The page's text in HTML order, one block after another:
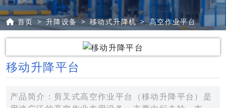
首页 升降设备 移动式升降机 高空作业平台
移动升降平台
产品简介：剪叉式高空作业平台（移动升降平台）是